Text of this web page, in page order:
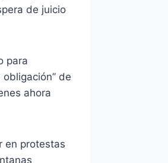
de juicio
para
de
ahora